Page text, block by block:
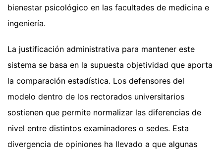
bienestar psicológico en las facultades de medicina e
ingeniería.
La justificación administrativa para mantener este
sistema se basa en la supuesta objetividad que aporta
la comparación estadística. Los defensores del
modelo dentro de los rectorados universitarios
sostienen que permite normalizar las diferencias de
nivel entre distintos examinadores o sedes. Esta
divergencia de opiniones ha llevado a que algunas